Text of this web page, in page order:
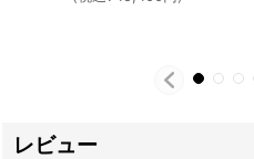
レビュー